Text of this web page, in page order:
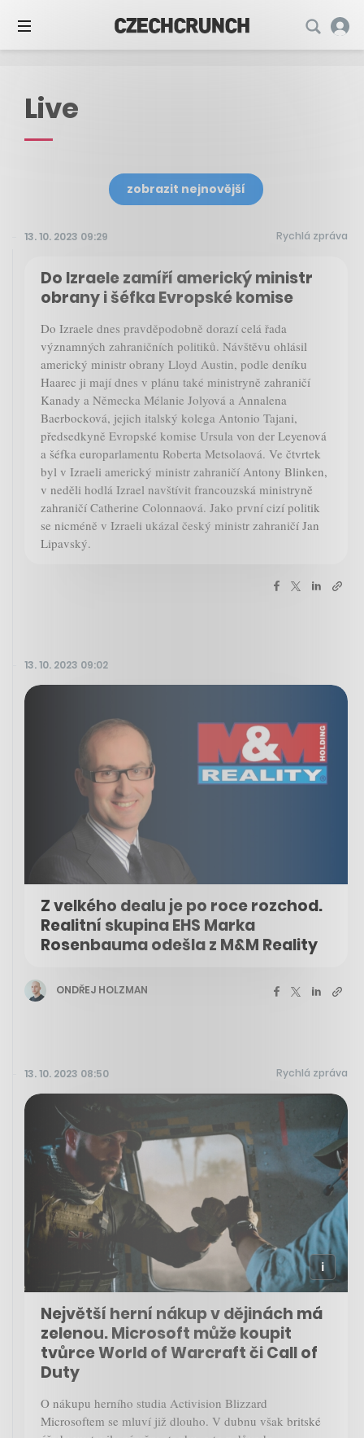
Live
zobrazit nejnovější
13. 10. 2023 09:29 Rychlá zpráva
Do Izraele zamíří americký ministr
obrany i šéfka Evropské komise
Do Izraele dnes pravděpodobně dorazí celá řada
významných zahraničních politiků. Návštěvu ohlásil
americký ministr obrany Lloyd Austin, podle deníku
Haarec ji mají dnes v plánu také ministryně zahraničí
Kanady a Německa Mélanie Jolyová a Annalena
Baerbocková, jejich italský kolega Antonio Tajani,
předsedkyně Evropské komise Ursula von der Leyenová
a šéfka europarlamentu Roberta Metsolaová. Ve čtvrtek
byl v Izraeli americký ministr zahraničí Antony Blinken,
v neděli hodlá Izrael navštívit francouzská ministryně
zahraničí Catherine Colonnaová. Jako první cizí politik
se nicméně v Izraeli ukázal český ministr zahraničí Jan
Lipavský.
13. 10. 2023 09:02
Z velkého dealu je po roce rozchod.
Realitní skupina EHS Marka
Rosenbauma odešla z M&M Reality
ONDŘEJ HOLZMAN
13. 10. 2023 08:50 Rychlá zpráva
Největší herní nákup v dějinách má
zelenou. Microsoft může koupit
tvůrce World of Warcraft či Call of
Duty
O nákupu herního studia Activision Blizzard
Microsoftem se mluví již dlouho. V dubnu však britské